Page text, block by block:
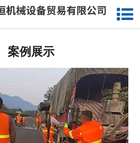
网站首页
成功案例
设备实力
施工视频
案例展示